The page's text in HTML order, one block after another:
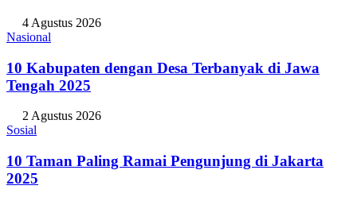
4 Agustus 2026
Nasional
10 Kabupaten dengan Desa Terbanyak di Jawa
Tengah 2025
2 Agustus 2026
Sosial
10 Taman Paling Ramai Pengunjung di Jakarta
2025